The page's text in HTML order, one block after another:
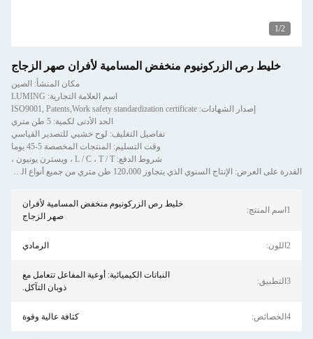
1/2
خليط رص الزركونيوم منخفض المسامية لأفران صهر الزجاج
مكان المنشأ: الصين
اسم العلامة التجارية: LUMING
إصدار الشهادات: ISO9001, Patents,Work safety standardization certificate
الحد الأدنى لكمية: 5 طن متري
تفاصيل التغليف: لوح خشبي للتصدير القياسي
وقت التسليم: المنتجات المخصصة 5-45 يوما
شروط الدفع: L / C ، T / T ، ويسترن يونيون ،
القدرة على العرض: الإنتاج السنوي الذي يتجاوز 120،000 طن متري من جميع أنواع المواد الحرارية بما في ذلك المراكب ، والتشك
1اسم المنتج:
خليط رص الزركونيوم منخفض المسامية لأفران
صهر الزجاج
2اللون: الرمادي
3التطبيق:
النباتات الكيميائية: أوعية المفاعل تتعامل مع
ذوبان التآكل.
4الخصائص: كثافة عالية وقوة